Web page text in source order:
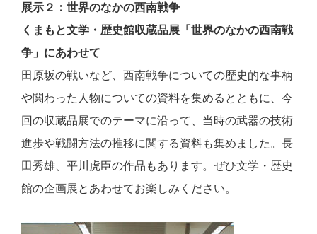
展示２：世界のなかの西南戦争
くまもと文学・歴史館収蔵品展「世界のなかの西南戦
争」にあわせて
田原坂の戦いなど、西南戦争についての歴史的な事柄
や関わった人物についての資料を集めるとともに、今
回の収蔵品展でのテーマに沿って、当時の武器の技術
進歩や戦闘方法の推移に関する資料も集めました。長
田秀雄、平川虎臣の作品もあります。ぜひ文学・歴史
館の企画展とあわせてお楽しみください。